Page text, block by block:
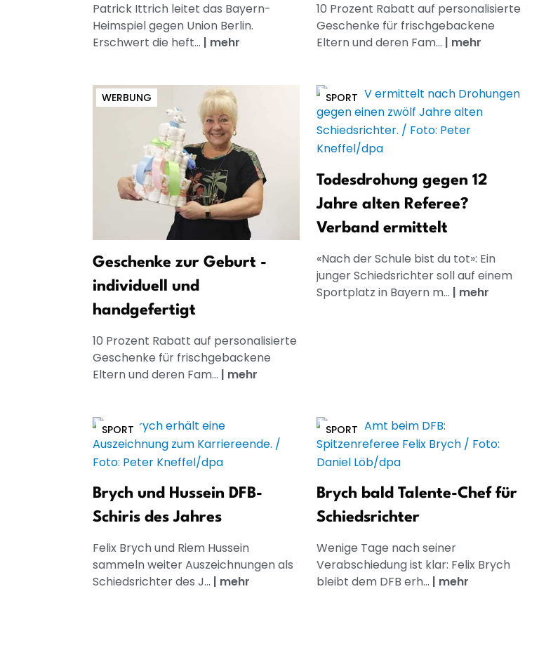
Patrick Ittrich leitet das Bayern-
Heimspiel gegen Union Berlin.
Erschwert die heft... | mehr
10 Prozent Rabatt auf personalisierte
Geschenke für frischgebackene
Eltern und deren Fam... | mehr
WERBUNG
Geschenke zur Geburt -
individuell und
handgefertigt
10 Prozent Rabatt auf personalisierte
Geschenke für frischgebackene
Eltern und deren Fam... | mehr
SPORT
Todesdrohung gegen 12
Jahre alten Referee?
Verband ermittelt
«Nach der Schule bist du tot»: Ein
junger Schiedsrichter soll auf einem
Sportplatz in Bayern m... | mehr
SPORT
Brych und Hussein DFB-
Schiris des Jahres
Felix Brych und Riem Hussein
sammeln weiter Auszeichnungen als
Schiedsrichter des J... | mehr
SPORT
Brych bald Talente-Chef für
Schiedsrichter
Wenige Tage nach seiner
Verabschiedung ist klar: Felix Brych
bleibt dem DFB erh... | mehr